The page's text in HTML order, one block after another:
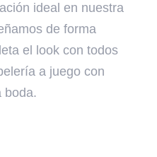
ideal en nuestra
de forma
el look con todos
a juego con
boda.